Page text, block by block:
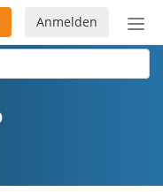
Anmelden